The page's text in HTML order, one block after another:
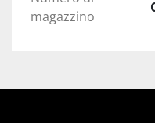
magazzino